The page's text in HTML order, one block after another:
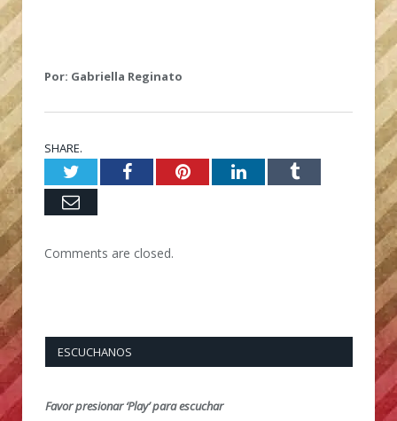
Por: Gabriella Reginato
SHARE.
TwitterFacebookPinterestLinkedInTumblr
Email
Comments are closed.
ESCUCHANOS
Favor presionar ‘Play’ para escuchar